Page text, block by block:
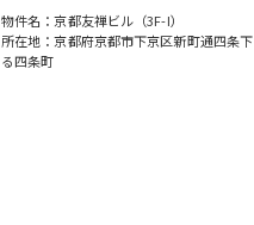
物件名：京都友禅ビル（3F-I）
所在地：京都府京都市下京区新町通四条下
る四条町